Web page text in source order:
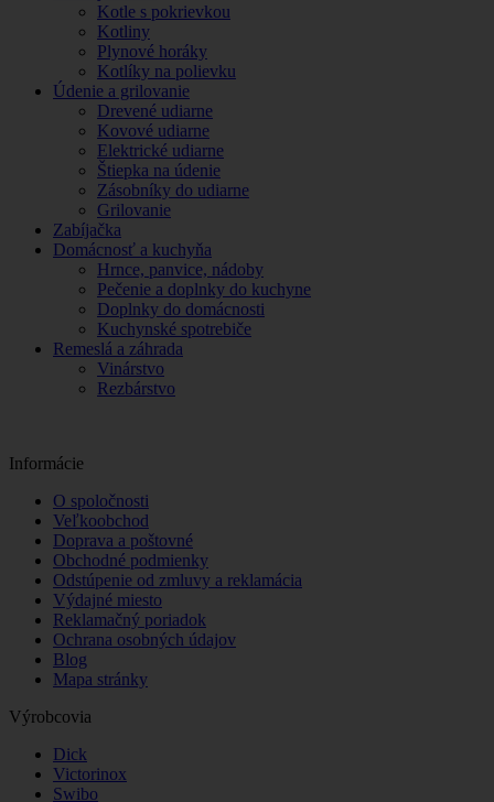
Kotle s pokrievkou
Kotliny
Plynové horáky
Kotlíky na polievku
Údenie a grilovanie
Drevené udiarne
Kovové udiarne
Elektrické udiarne
Štiepka na údenie
Zásobníky do udiarne
Grilovanie
Zabíjačka
Domácnosť a kuchyňa
Hrnce, panvice, nádoby
Pečenie a doplnky do kuchyne
Doplnky do domácnosti
Kuchynské spotrebiče
Remeslá a záhrada
Vinárstvo
Rezbárstvo
Informácie
O spoločnosti
Veľkoobchod
Doprava a poštovné
Obchodné podmienky
Odstúpenie od zmluvy a reklamácia
Výdajné miesto
Reklamačný poriadok
Ochrana osobných údajov
Blog
Mapa stránky
Výrobcovia
Dick
Victorinox
Swibo